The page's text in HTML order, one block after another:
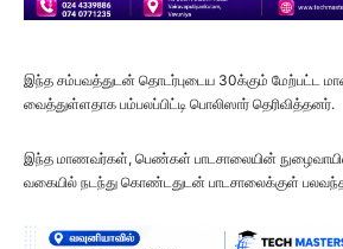
இந்த சம்பவத்துடன் தொடர்புடைய 30க்கும் மேற்பட்ட
வைத்துள்ளதாக பம்பலப்பிட்டி பொலிஸார் தெரிவித்தனர்.
இந்த மாணவர்கள், பெண்கள் பாடசாலையின்
வகையில் நடந்து கொண்டதுடன் பாடசாலைக்குள்